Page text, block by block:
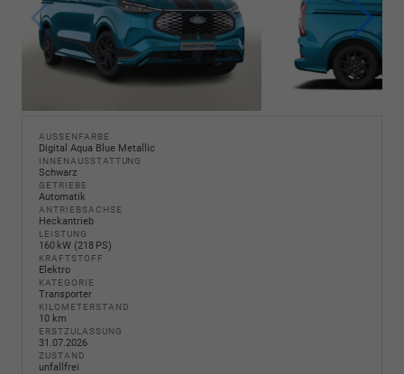
AUSSENFARBE
Digital Aqua Blue Metallic
INNENAUSSTATTUNG
Schwarz
GETRIEBE
Automatik
ANTRIEBSACHSE
Heckantrieb
LEISTUNG
160 kW (218 PS)
KRAFTSTOFF
Elektro
KATEGORIE
Transporter
KILOMETERSTAND
10 km
ERSTZULASSUNG
31.07.2026
ZUSTAND
unfallfrei